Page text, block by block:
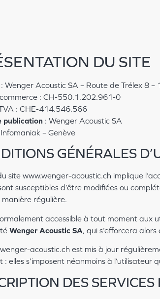
DU SITE
: Wenger Acoustic SA – Route de Trélex 8 –
: CH-550.1.202.961-0
: CHE-414.546.566
publication : Wenger Acoustic SA
– Genève
GÉNÉRALES
site www.wenger-acoustic.ch implique
susceptibles d’être modifiées ou
régulière.
accessible à tout moment aux
Wenger Acoustic SA, qui s’efforcera
acoustic.ch est mis à jour
elles s’imposent néanmoins à l’utilisateur
DES SERVICES